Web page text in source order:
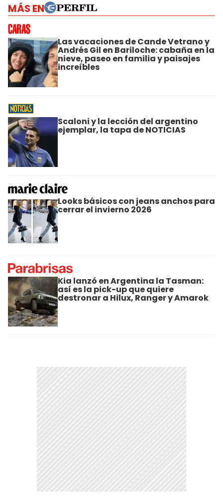
MÁS EN
Las vacaciones de Cande Vetrano y
Andrés Gil en Bariloche: cabaña en la
nieve, paseo en familia y paisajes
increíbles
Scaloni y la lección del argentino
ejemplar, la tapa de NOTICIAS
Looks básicos con jeans anchos para
cerrar el invierno 2026
Kia lanzó en Argentina la Tasman:
así es la pick-up que quiere
destronar a Hilux, Ranger y Amarok